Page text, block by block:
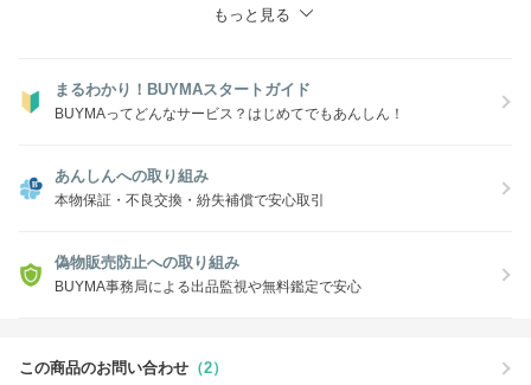
もっと見る
まるわかり！BUYMAスタートガイド
BUYMAってどんなサービス？はじめてでもあんしん！
あんしんへの取り組み
本物保証・不良交換・紛失補償で安心取引
偽物販売防止への取り組み
BUYMA事務局による出品監視や無料鑑定で安心
この商品のお問い合わせ （2）